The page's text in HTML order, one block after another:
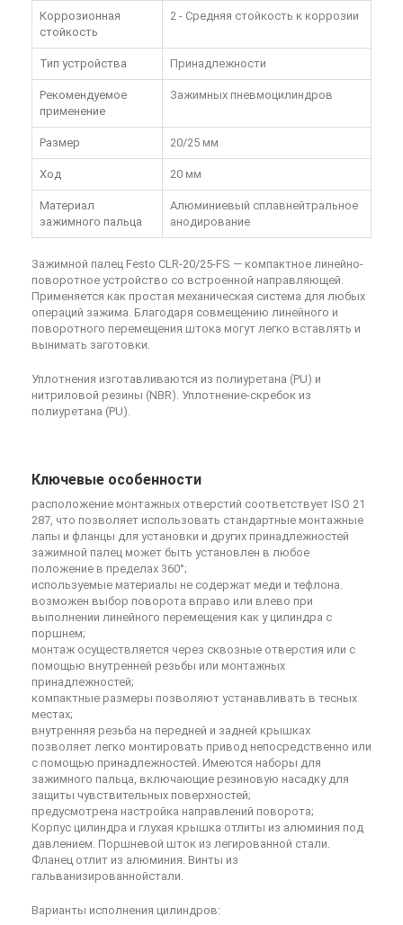
Коррозионная
стойкость
2 - Средняя стойкость к коррозии
Тип устройства Принадлежности
Рекомендуемое
применение
Зажимных пневмоцилиндров
Размер 20/25 мм
Ход 20 мм
Материал
зажимного пальца
Алюминиевый сплавнейтральное
анодирование
Зажимной палец Festo CLR-20/25-FS — компактное линейно-
поворотное устройство со встроенной направляющей.
Применяется как простая механическая система для любых
операций зажима. Благодаря совмещению линейного и
поворотного перемещения штока могут легко вставлять и
вынимать заготовки.
Уплотнения изготавливаются из полиуретана (PU) и
нитриловой резины (NBR). Уплотнение-скребок из
полиуретана (PU).
Ключевые особенности
расположение монтажных отверстий соответствует ISO 21
287, что позволяет использовать стандартные монтажные
лапы и фланцы для установки и других принадлежностей
зажимной палец может быть установлен в любое
положение в пределах 360°;
используемые материалы не содержат меди и тефлона.
возможен выбор поворота вправо или влево при
выполнении линейного перемещения как у цилиндра с
поршнем;
монтаж осуществляется через сквозные отверстия или с
помощью внутренней резьбы или монтажных
принадлежностей;
компактные размеры позволяют устанавливать в тесных
местах;
внутренняя резьба на передней и задней крышках
позволяет легко монтировать привод непосредственно или
с помощью принадлежностей. Имеются наборы для
зажимного пальца, включающие резиновую насадку для
защиты чувствительных поверхностей;
предусмотрена настройка направлений поворота;
Корпус цилиндра и глухая крышка отлиты из алюминия под
давлением. Поршневой шток из легированной стали.
Фланец отлит из алюминия. Винты из
гальванизированнойстали.
Варианты исполнения цилиндров: